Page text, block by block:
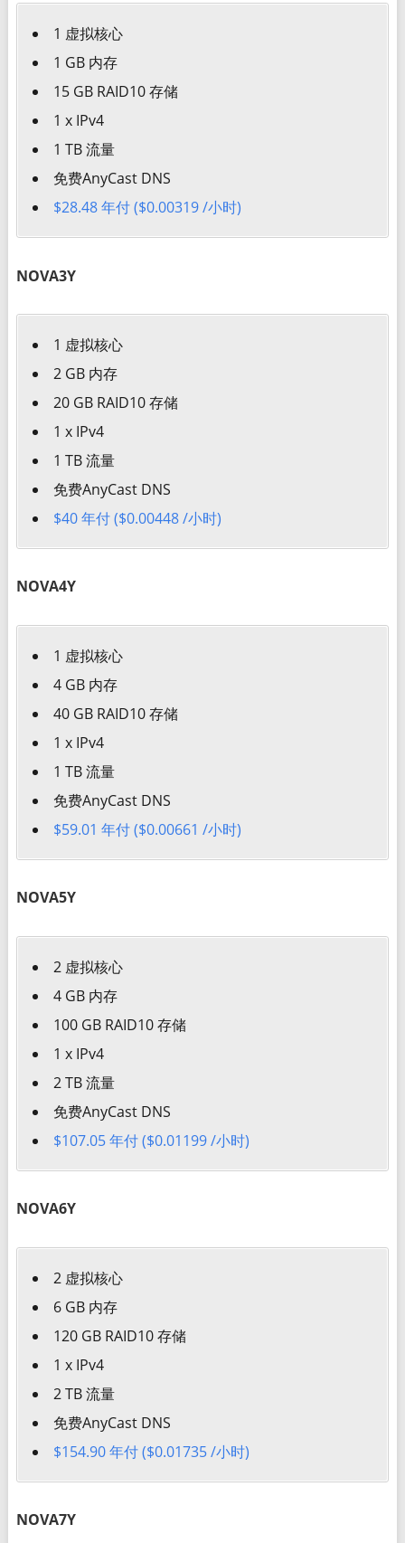
1 虚拟核心
1 GB 内存
15 GB RAID10 存储
1 x IPv4
1 TB 流量
免费AnyCast DNS
$28.48 年付 ($0.00319 /小时)
NOVA3Y
1 虚拟核心
2 GB 内存
20 GB RAID10 存储
1 x IPv4
1 TB 流量
免费AnyCast DNS
$40 年付 ($0.00448 /小时)
NOVA4Y
1 虚拟核心
4 GB 内存
40 GB RAID10 存储
1 x IPv4
1 TB 流量
免费AnyCast DNS
$59.01 年付 ($0.00661 /小时)
NOVA5Y
2 虚拟核心
4 GB 内存
100 GB RAID10 存储
1 x IPv4
2 TB 流量
免费AnyCast DNS
$107.05 年付 ($0.01199 /小时)
NOVA6Y
2 虚拟核心
6 GB 内存
120 GB RAID10 存储
1 x IPv4
2 TB 流量
免费AnyCast DNS
$154.90 年付 ($0.01735 /小时)
NOVA7Y